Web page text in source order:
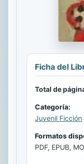
Ficha del
Total de
Categoría:
Juvenil Ficción
Formatos
PDF, EPUB,